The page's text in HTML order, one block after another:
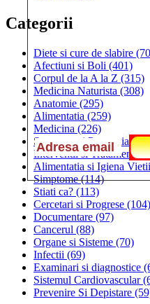
Categorii
Diete si cure de slabire
Afectiuni si Boli (401)
Corpul de la A la Z (315)
Medicina Naturista (308)
Anatomie (295)
Alimentatia (259)
Medicina (226)
Sanatatea si Preventia
Interventii si Tratamente
Alimentatia si Igiena Vietii
Simptome(114)
Stiati ca? (113)
Cercetari si Progrese (104)
Documentare (97)
Cancerul (88)
Organe si Sisteme (70)
Infectii (69)
Examinari si diagnostice
Sistemul Cardiovascular
Prevenire Si Depistare